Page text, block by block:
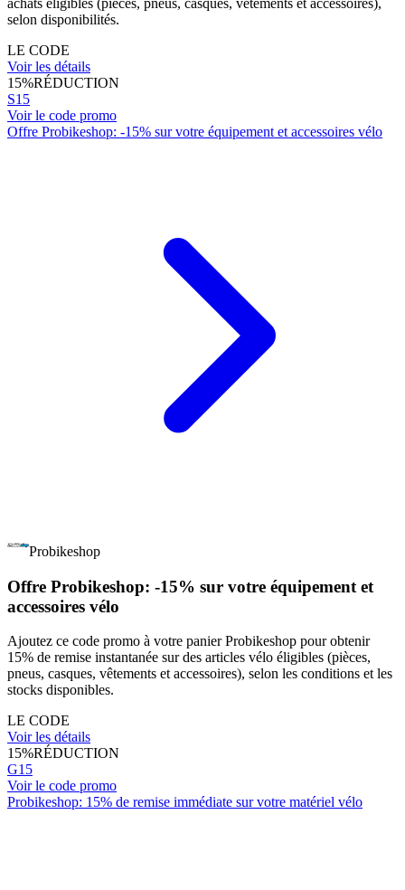
selon disponibilités.
LE CODE
Voir les détails
15%RÉDUCTION
S15
Voir le code promo
Offre Probikeshop: -15% sur votre équipement et accessoires vélo
Probikeshop
Offre Probikeshop: -15% sur votre équipement et
accessoires vélo
Ajoutez ce code promo à votre panier Probikeshop pour obtenir
15% de remise instantanée sur des articles vélo éligibles (pièces,
pneus, casques, vêtements et accessoires), selon les conditions et les
stocks disponibles.
LE CODE
Voir les détails
15%RÉDUCTION
G15
Voir le code promo
Probikeshop: 15% de remise immédiate sur votre matériel vélo